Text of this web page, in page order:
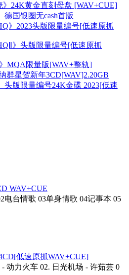
》24K黄金直刻母盘 [WAV+CUE]
德国银圈无cash首版
》2023头版限量编号[低速原抓
》头版限量编号[低速原抓
MQA限量版[WAV+整轨]
群星贺新年3CD[WAV]2.20GB
头版限量编号24K金碟 2023[低速
WAV+CUE
电台情歌 03单身情歌 04记事本 05
低速原抓WAV+CUE]
动力火车 02. 日光机场 - 许茹芸 0